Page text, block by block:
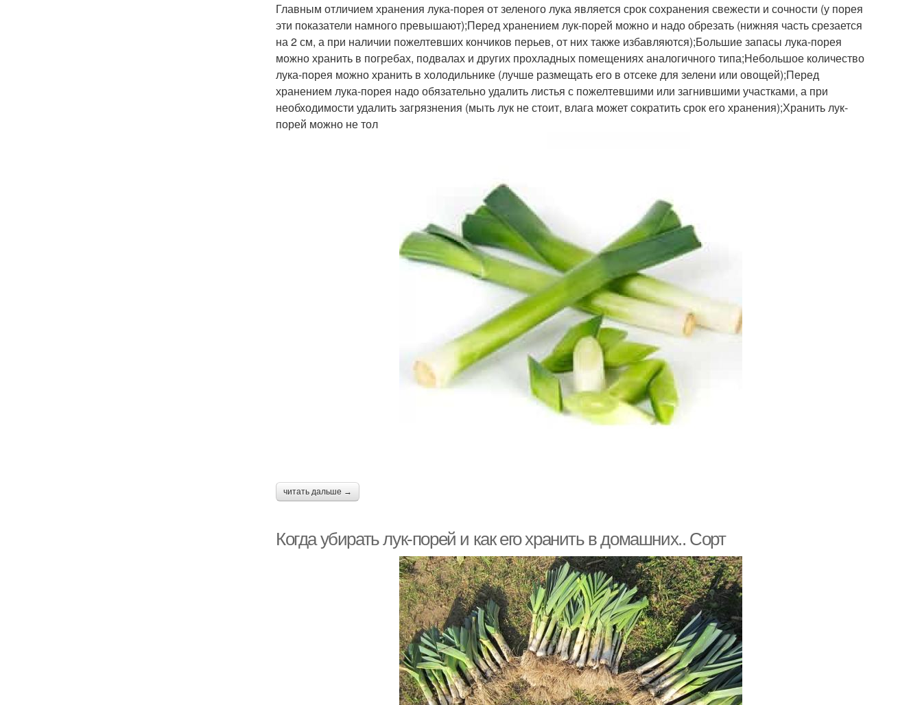
Главным отличием хранения лука-порея от зеленого лука является срок сохранения свежести и сочности (у порея
эти показатели намного превышают);Перед хранением лук-порей можно и надо обрезать (нижняя часть срезается
на 2 см, а при наличии пожелтевших кончиков перьев, от них также избавляются);Большие запасы лука-порея
можно хранить в погребах, подвалах и других прохладных помещениях аналогичного типа;Небольшое количество
лука-порея можно хранить в холодильнике (лучше размещать его в отсеке для зелени или овощей);Перед
хранением лука-порея надо обязательно удалить листья с пожелтевшими или загнившими участками, а при
необходимости удалить загрязнения (мыть лук не стоит, влага может сократить срок его хранения);Хранить лук-
порей можно не тол
читать дальше →
Когда убирать лук-порей и как его хранить в домашних.. Сорт